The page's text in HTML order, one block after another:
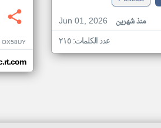
Jun 01, 2026
منذ شهرين
عدد الكلمات: ٢١٥ OX58UY